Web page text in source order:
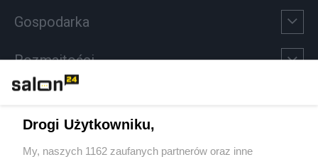
Gospodarka
Rozmaitości
Sport
Drogi Użytkowniku,
My, naszych 1162 zaufanych partnerów oraz inne